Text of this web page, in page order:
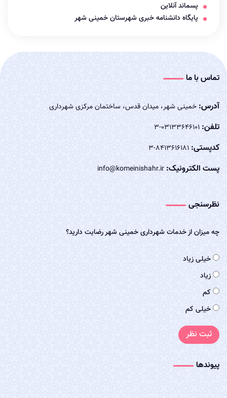
پسماند آنلاین
پایگاه دانشنامه خبری شهرستان خمینی شهر
تماس با ما
آدرس: خمینی شهر، میدان قدس، ساختمان مرکزی شهرداری
تلفن: 03133646101-3
کدپستی: 8413616181-3
پست الکترونیک: info@komeinishahr.ir
پیوندها
نظرسنجی
چه میزان از خدمات شهرداری خمینی شهر رضایت دارید؟
خیلی زیاد
زیاد
کم
خیلی کم
ثبت نظر